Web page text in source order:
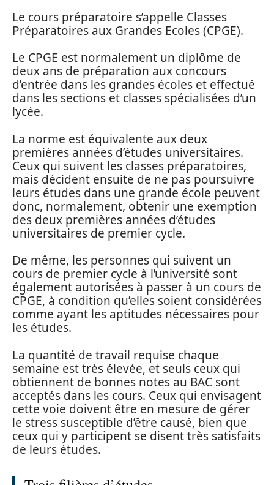
Le cours préparatoire s’appelle Classes
Préparatoires aux Grandes Ecoles (CPGE).
Le CPGE est normalement un diplôme de
deux ans de préparation aux concours
d’entrée dans les grandes écoles et effectué
dans les sections et classes spécialisées d’un
lycée.
La norme est équivalente aux deux
premières années d’études universitaires.
Ceux qui suivent les classes préparatoires,
mais décident ensuite de ne pas poursuivre
leurs études dans une grande école peuvent
donc, normalement, obtenir une exemption
des deux premières années d’études
universitaires de premier cycle.
De même, les personnes qui suivent un
cours de premier cycle à l’université sont
également autorisées à passer à un cours de
CPGE, à condition qu’elles soient considérées
comme ayant les aptitudes nécessaires pour
les études.
La quantité de travail requise chaque
semaine est très élevée, et seuls ceux qui
obtiennent de bonnes notes au BAC sont
acceptés dans les cours. Ceux qui envisagent
cette voie doivent être en mesure de gérer
le stress susceptible d’être causé, bien que
ceux qui y participent se disent très satisfaits
de leurs études.